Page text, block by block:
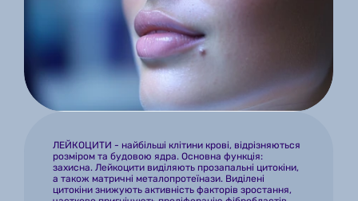
ЛЕЙКОЦИТИ - найбільші клітини крові, відрізняються
розміром та будовою ядра. Основна функція:
захисна. Лейкоцити виділяють прозапальні цитокіни,
а також матричні металопротеїнази. Виділені
цитокіни знижують активність факторів зростання,